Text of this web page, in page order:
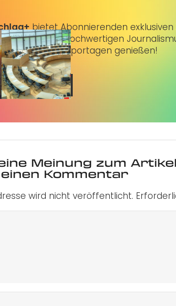
bietet Abonnierenden
kannst du hochwertigen
Artikel und Reportagen genießen!
Meinung zum
Kommentar
wird nicht veröffentlicht.